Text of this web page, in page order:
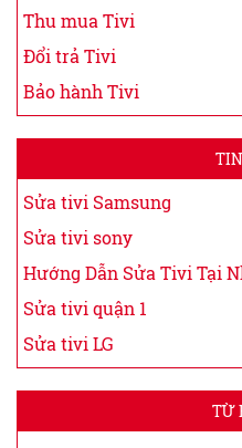
Thu mua Tivi
Đổi trả Tivi
Bảo hành Tivi
Sửa tivi Samsung
Sửa tivi sony
Hướng Dẫn Sửa Tivi Tại
Sửa tivi quận 1
Sửa tivi LG
TỪ